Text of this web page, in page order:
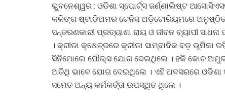
ଭୁବନେଶ୍ୱର : ଓଡିଶା ସ୍ପୋର୍ଟ୍ସ ଜର୍ଣ୍ଣାଲିଷ୍ଟ
କଳିଙ୍ଗ ଷ୍ଟାଡିଅମର ଟେନିସ ଅଡ଼ିଟୋରିୟମରେ ଅନୁଷ୍ଠିତ
ସନ୍ତରଣକାରୀ ପ୍ରତ୍ୟାଶା ରାୟ ଓ ଜୀବନ ବ୍ୟାପୀ
। କ୍ରୀଡା କ୍ଷେତ୍ରରେ କ୍ରୀଡା ସାମ୍ବାଦିକ ବଡ଼
ସିନିମୋଲେ ପୌଲ୍ସ ଯୋଗ ଦେଇଥିଲେ । ହକି କୋଚ
ଅତିଥି ଭାବେ ଯୋଗ ଦେଇଥିଲେ । ଏହି ଅବସରରେ ଓଡିଶା
ସମେତ ଅନ୍ୟ କର୍ମକର୍ତ୍ତା ଉପସ୍ଥିତ ଥିଲେ ।